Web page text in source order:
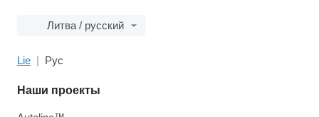
Литва / русский
Lie Рус
Наши проекты